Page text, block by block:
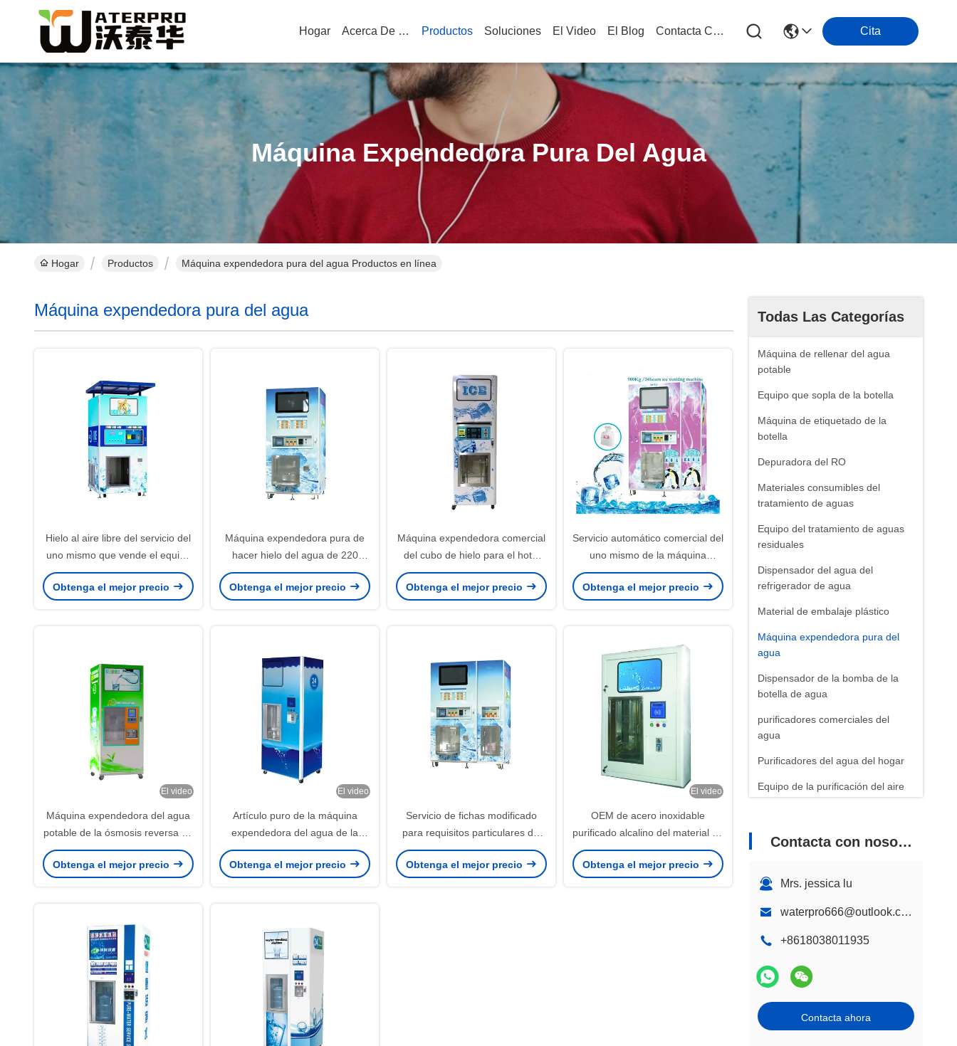
Hogar Acerca De Nosotros Productos Soluciones El Video El Blog Contacta Con Nosotros Cita
Máquina Expendedora Pura Del Agua
Hogar Productos Máquina expendedora pura del agua Productos en línea
Todas Las Categorías
Máquina de rellenar del agua
potable
Equipo que sopla de la botella
Máquina de etiquetado de la
botella
Depuradora del RO
Materiales consumibles del
tratamiento de aguas
Equipo del tratamiento de aguas
residuales
Dispensador del agua del
refrigerador de agua
Material de embalaje plástico
Máquina expendedora pura del
agua
Dispensador de la bomba de la
botella de agua
purificadores comerciales del
agua
Purificadores del agua del hogar
Equipo de la purificación del aire
Contacta con nosotros
Mrs. jessica lu
waterpro666@outlook.com
+8618038011935
Contacta ahora
Máquina expendedora pura del agua
Hielo al aire libre del servicio del
uno mismo que vende el equipo
con la capacidad 900kg/24H
Obtenga el mejor precio
Máquina expendedora pura de
hacer hielo del agua de 220
voltios con el certificado del CE
ISO
Obtenga el mejor precio
Máquina expendedora comercial
del cubo de hielo para el hotel
del restaurante del aeropuerto
Obtenga el mejor precio
Servicio automático comercial del
uno mismo de la máquina
expendedora del fabricante de
hielo para los hoteles al aire libre
Obtenga el mejor precio
El video
Máquina expendedora del agua
potable de la ósmosis reversa de
fichas con la filtración de 9
etapas
Obtenga el mejor precio
El video
Artículo puro de la máquina
expendedora del agua de la
ósmosis reversa de fichas
Obtenga el mejor precio
Servicio de fichas modificado
para requisitos particulares del
uno mismo de la máquina
expendedora pura del agua
Obtenga el mejor precio
El video
OEM de acero inoxidable
purificado alcalino del material de
la máquina expendedora pura
del agua
Obtenga el mejor precio